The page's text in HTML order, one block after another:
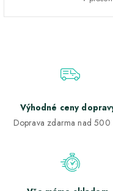
Výhodné ceny
Doprava zdarma nad 500